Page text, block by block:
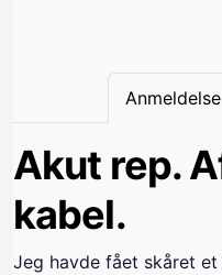
Anmeldelse
Akut rep.
kabel.
Jeg havde fået skåret